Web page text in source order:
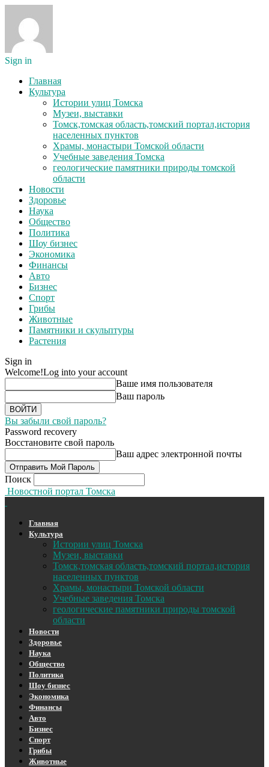
Sign in
Главная
Культура
Истории улиц Томска
Музеи, выставки
Томск,томская область,томский портал,история
населенных пунктов
Храмы, монастыри Томской области
Учебные заведения Томска
геологические памятники природы томской
области
Новости
Здоровье
Наука
Общество
Политика
Шоу бизнес
Экономика
Финансы
Авто
Бизнес
Спорт
Грибы
Животные
Памятники и скульптуры
Растения
Sign in
Welcome!Log into your account
Ваше имя пользователя
Ваш пароль
Вы забыли свой пароль?
Password recovery
Восстановите свой пароль
Ваш адрес электронной почты
Поиск
Новостной портал Томска
Главная
Культура
Истории улиц Томска
Музеи, выставки
Томск,томская область,томский портал,история
населенных пунктов
Храмы, монастыри Томской области
Учебные заведения Томска
геологические памятники природы томской
области
Новости
Здоровье
Наука
Общество
Политика
Шоу бизнес
Экономика
Финансы
Авто
Бизнес
Спорт
Грибы
Животные